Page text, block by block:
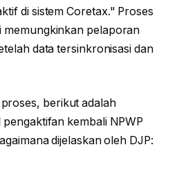
di sistem Coretax." Proses
memungkinkan pelaporan
data tersinkronisasi dan
berikut adalah
kembali NPWP
dijelaskan oleh DJP: